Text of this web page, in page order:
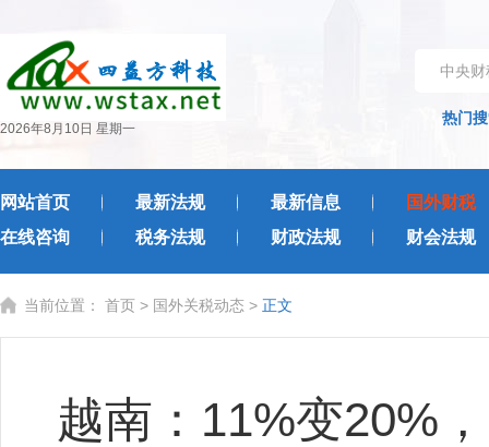
2026年8月10日 星期一
中央
热门
网站首页 最新法规 最新信息
国外财税
在线咨询
税务法规 财政法规 财会法规
当前位置： 首页 > 国外关税动态 > 正文
越南：11%变20%